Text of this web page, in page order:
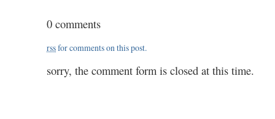
0 comments
rssfor comments on this post.
sorry, the comment form is closed at this time.